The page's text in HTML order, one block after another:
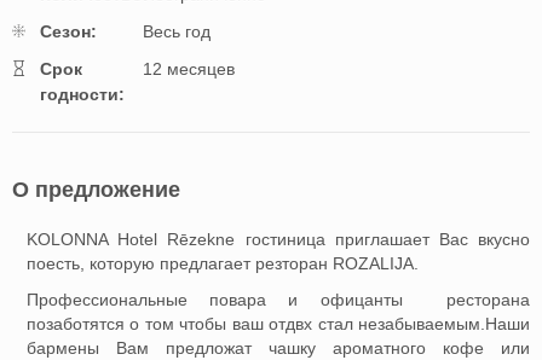
Cезон:
Весь год
Cрок
годности:
12 месяцев
О предложение
KOLONNA Hotel Rēzekne гостиница приглашает Вас вкусно
поесть, которую предлагает резторан ROZALIJA.
Профессиональные повара и офицанты ресторана
позаботятся о том чтобы ваш отдвх стал незабываемым.Наши
бармены Вам предложат чашку ароматного кофе или